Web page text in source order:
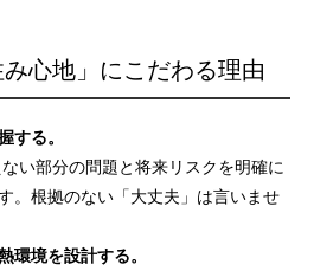
心地」にこだわる理由
する。
い部分の問題と将来リスクを明確に
。根拠のない「大丈夫」は言いませ
環境を設計する。